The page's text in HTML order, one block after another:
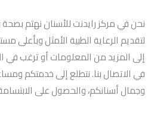
نحن في مركز رايدنت للأسنان نهتم
لتقديم الرعاية الطبية الأمثل وبأعلى
إلى المزيد من المعلومات أو ترغب في
في الاتصال بنا. نتطلع إلى خدمتكم
وجمال أسنانكم، والحصول على